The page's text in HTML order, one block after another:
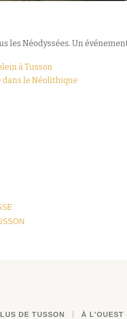
les Néodyssées. Un
à Tusson
dans le Néolithique
DE TUSSON À